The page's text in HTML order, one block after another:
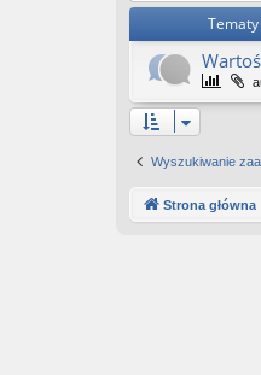
Tematy
Wyszukiwanie
Strona główna